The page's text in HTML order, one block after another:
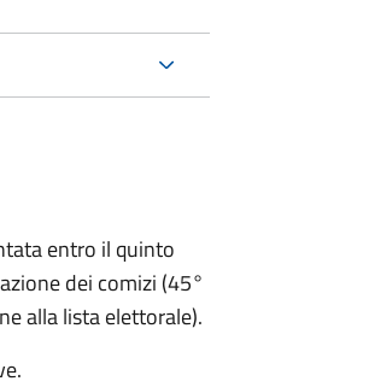
entro il quinto
dei comizi (45°
alla lista elettorale).